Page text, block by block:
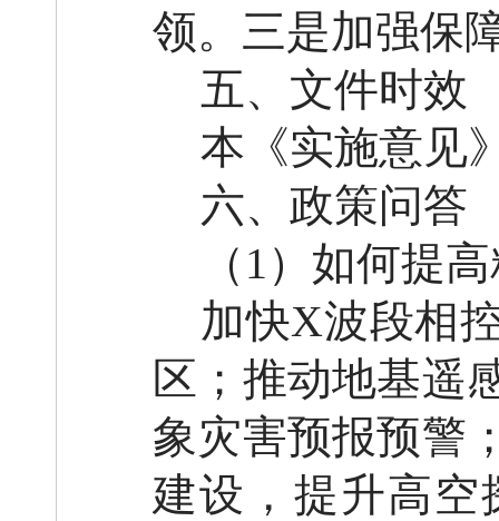
领。三是加强保
五、文件时效
本《实施意见
六、政策问答
（ 1）如何提
加快X波段相
区；推动地基遥
象灾害预报预警
建设，提升高空